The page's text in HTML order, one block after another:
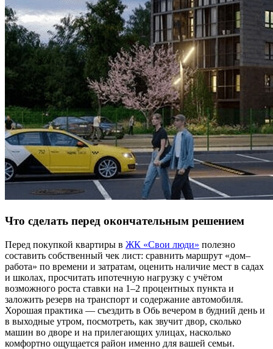
Что сделать перед окончательным решением
Перед покупкой квартиры в ЖК «Свои люди» полезно
составить собственный чек лист: сравнить маршрут «дом–
работа» по времени и затратам, оценить наличие мест в садах
и школах, просчитать ипотечную нагрузку с учётом
возможного роста ставки на 1–2 процентных пункта и
заложить резерв на транспорт и содержание автомобиля.
Хорошая практика — съездить в Обь вечером в будний день и
в выходные утром, посмотреть, как звучит двор, сколько
машин во дворе и на прилегающих улицах, насколько
комфортно ощущается район именно для вашей семьи.